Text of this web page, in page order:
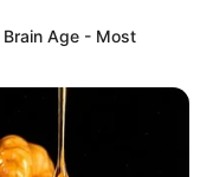
Brain Age - Most